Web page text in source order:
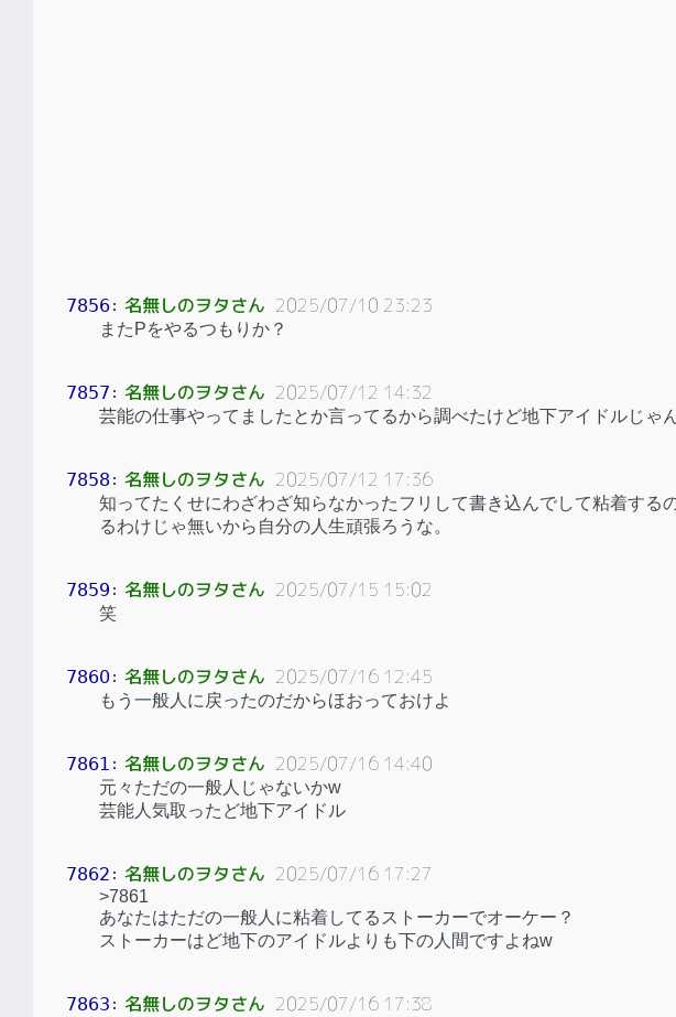
7856： 名無しのヲタさん 2025/07/10 23:23
またPをやるつもりか？
7857 ： 名無しのヲタさん 2025/07/12 14:32
芸能の仕事やってましたとか言ってるから調べたけど地下アイドルじゃ
7858 ： 名無しのヲタさん 2025/07/12 17:36
知ってたくせにわざわざ知らなかったフリして書き込んでして粘着する
るわけじゃ無いから自分の人生頑張ろうな。
7859 ： 名無しのヲタさん 2025/07/15 15:02
笑
7860： 名無しのヲタさん 2025/07/16 12:45
もう一般人に戻ったのだからほおっておけよ
7861 ： 名無しのヲタさん 2025/07/16 14:40
元々ただの一般人じゃないかw
芸能人気取ったど地下アイドル
7862 ： 名無しのヲタさん 2025/07/16 17:27
>7861
あなたはただの一般人に粘着してるストーカーでオーケー？
ストーカーはど地下のアイドルよりも下の人間ですよねw
7863 ： 名無しのヲタさん 2025/07/16 17:38